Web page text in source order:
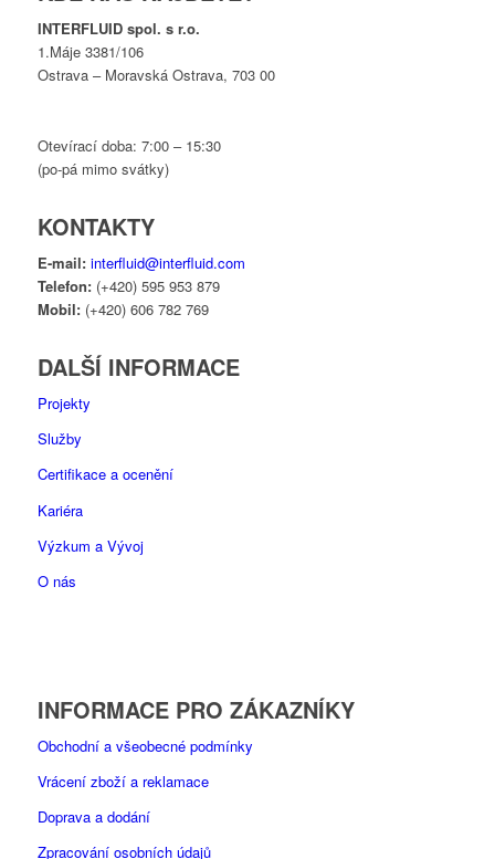
INTERFLUID spol. s r.o.
1.Máje 3381/106
Ostrava – Moravská Ostrava, 703 00
Otevírací doba: 7:00 – 15:30
(po-pá mimo svátky)
KONTAKTY
E-mail: interfluid@interfluid.com
Telefon: (+420) 595 953 879
Mobil: (+420) 606 782 769
DALŠÍ INFORMACE
Projekty
Služby
Certifikace a ocenění
Kariéra
Výzkum a Vývoj
O nás
INFORMACE PRO ZÁKAZNÍKY
Obchodní a všeobecné podmínky
Vrácení zboží a reklamace
Doprava a dodání
Zpracování osobních údajů